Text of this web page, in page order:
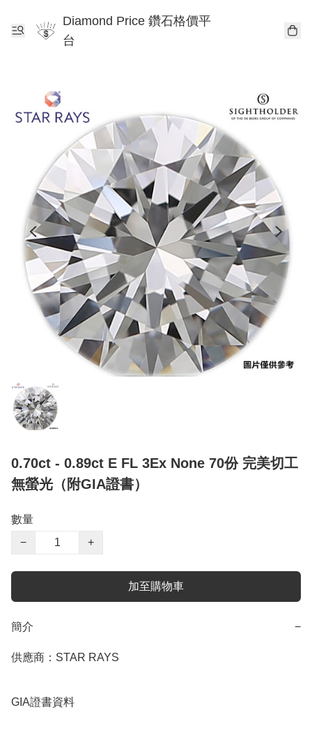
Diamond Price 鑽石格價平
台
0.70ct - 0.89ct E FL 3Ex None 70份 完美切工
無螢光（附GIA證書）
數量
−
+
加至購物車
簡介 −
供應商：STAR RAYS
GIA證書資料